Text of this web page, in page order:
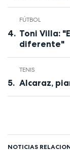
FÚTBOL
Toni Villa:
diferente"
TENIS
Alcaraz,
NOTICIAS